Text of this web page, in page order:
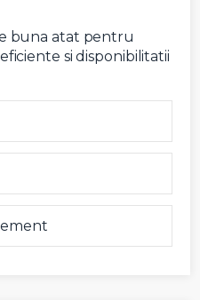
buna atat pentru
si disponibilitatii